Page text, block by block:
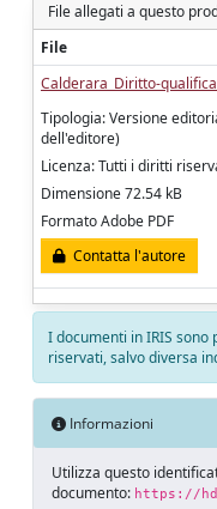
File allegati a questo
File
Calderara_Diritto-
Tipologia: Versione
dell'editore)
Licenza: Tutti i diritti
Dimensione 72.54 kB
Formato Adobe PDF
Contatta l'autore
I documenti in IRIS
riservati, salvo diversa
Informazioni
Utilizza questo
documento: https://